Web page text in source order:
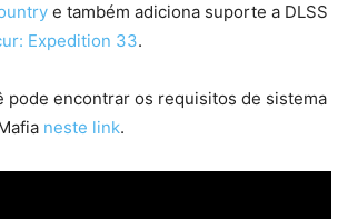
e também adiciona suporte a DLSS
Expedition 33.
pode encontrar os requisitos de sistema
neste link.